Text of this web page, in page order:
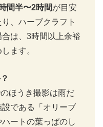
間半〜2時間が目安
、ハーブクラフト
は、3時間以上余裕
ます。
ほうき撮影は雨だ
である「オリーブ
ートの葉っぱのし